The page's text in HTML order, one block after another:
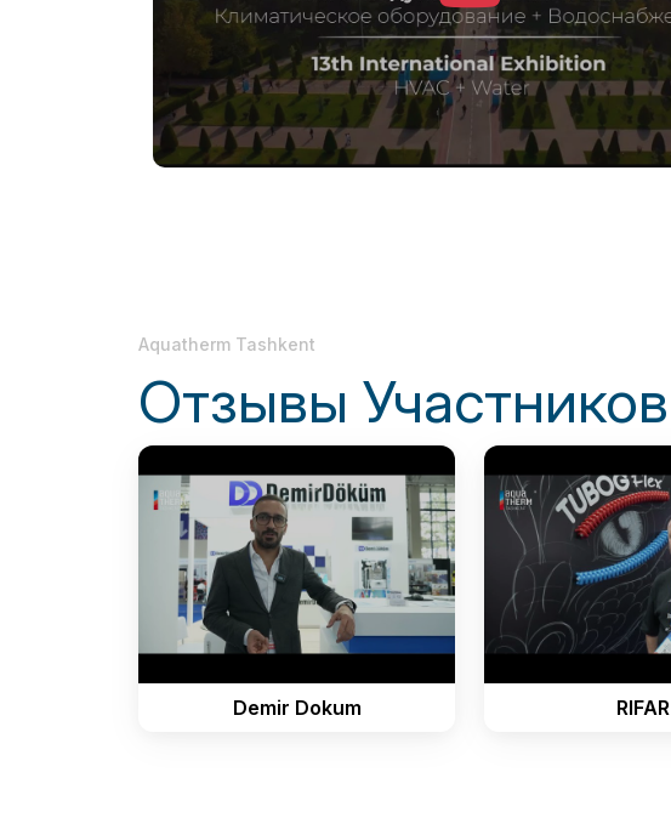
Aquatherm Tashkent
Отзывы Участников
Demir Dokum RIFAR